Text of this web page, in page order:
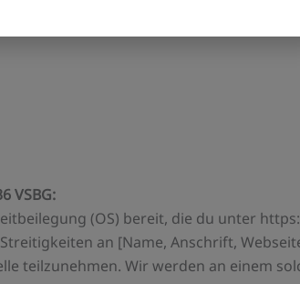
VSBG:
(OS) bereit, die du unter
an [Name, Anschrift,
teilzunehmen. Wir werden an einem